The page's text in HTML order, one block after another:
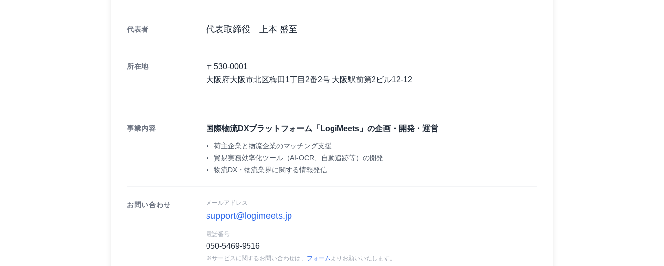
代表者 代表取締役 上本 盛至
所在地
〒530-0001
大阪府大阪市北区梅田1丁目2番2号 大阪駅前第2ビル12-12
事業内容 国際物流DXプラットフォーム「LogiMeets」の企画・開発・運営
荷主企業と物流企業のマッチング支援
貿易実務効率化ツール（AI-OCR、自動追跡等）の開発
物流DX・物流業界に関する情報発信
お問い合わせ メールアドレス
support@logimeets.jp
電話番号
050-5469-9516
※サービスに関するお問い合わせは、 フォームよりお願いいたします。